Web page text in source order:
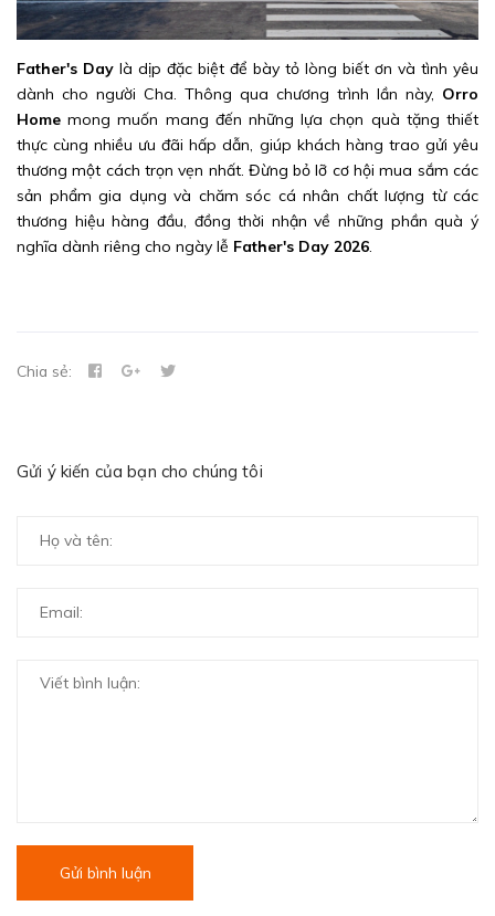
Father's Day là dịp đặc biệt để bày tỏ lòng biết ơn và tình yêu
dành cho người Cha. Thông qua chương trình lần này, Orro
Home mong muốn mang đến những lựa chọn quà tặng thiết
thực cùng nhiều ưu đãi hấp dẫn, giúp khách hàng trao gửi yêu
thương một cách trọn vẹn nhất. Đừng bỏ lỡ cơ hội mua sắm các
sản phẩm gia dụng và chăm sóc cá nhân chất lượng từ các
thương hiệu hàng đầu, đồng thời nhận về những phần quà ý
nghĩa dành riêng cho ngày lễ Father's Day 2026.
Chia sẻ:
Gửi ý kiến của bạn cho chúng tôi
Gửi bình luận